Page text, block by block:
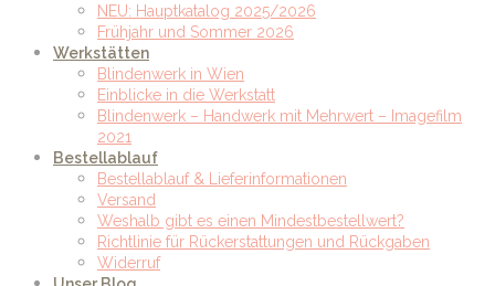
NEU: Hauptkatalog 2025/2026
Frühjahr und Sommer 2026
Werkstätten
Blindenwerk in Wien
Einblicke in die Werkstatt
Blindenwerk – Handwerk mit Mehrwert – Imagefilm
2021
Bestellablauf
Bestellablauf & Lieferinformationen
Versand
Weshalb gibt es einen Mindestbestellwert?
Richtlinie für Rückerstattungen und Rückgaben
Widerruf